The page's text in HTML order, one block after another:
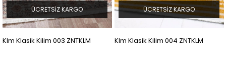
003 ZNTKLM
KARGO
Klm Klasik Kilim 004 ZNTKLM
ÜCRETSIZ KARGO
Klm Siyah